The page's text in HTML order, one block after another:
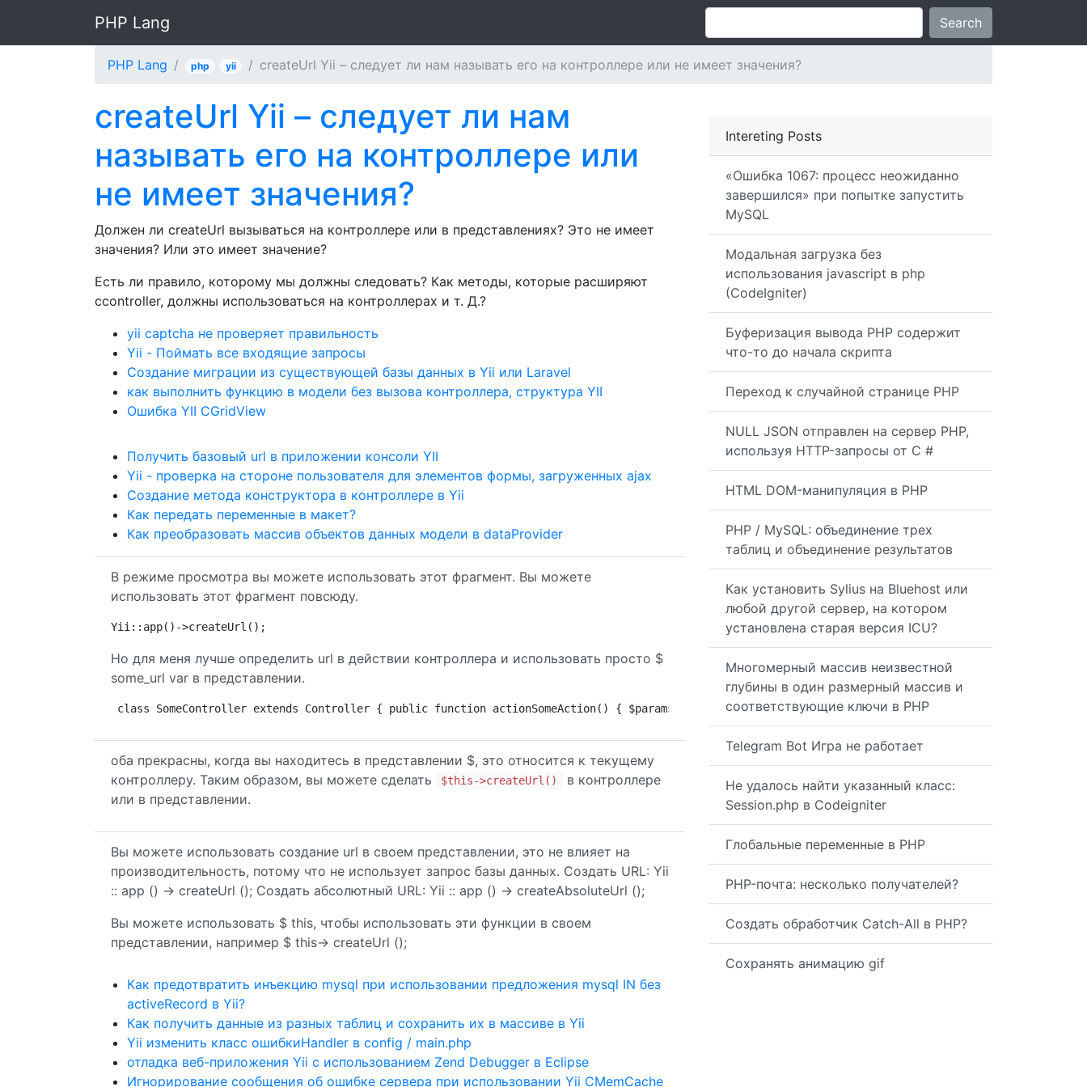
PHP Lang Search
PHP Lang php yii createUrl Yii – следует ли нам называть его на контроллере или не имеет значения?
Intereting Posts
«Ошибка 1067: процесс неожиданно
завершился» при попытке запустить
MySQL
Модальная загрузка без
использования javascript в php
(CodeIgniter)
Буферизация вывода PHP содержит
что-то до начала скрипта
Переход к случайной странице PHP
NULL JSON отправлен на сервер PHP,
используя HTTP-запросы от C #
HTML DOM-манипуляция в PHP
PHP / MySQL: объединение трех
таблиц и объединение результатов
Как установить Sylius на Bluehost или
любой другой сервер, на котором
установлена ​​старая версия ICU?
Многомерный массив неизвестной
глубины в один размерный массив и
соответствующие ключи в PHP
Telegram Bot Игра не работает
Не удалось найти указанный класс:
Session.php в Codeigniter
Глобальные переменные в PHP
PHP-почта: несколько получателей?
Создать обработчик Catch-All в PHP?
Сохранять анимацию gif
createUrl Yii – следует ли нам
называть его на контроллере или
не имеет значения?
Должен ли createUrl вызываться на контроллере или в представлениях? Это не имеет
значения? Или это имеет значение?
Есть ли правило, которому мы должны следовать? Как методы, которые расширяют
ccontroller, должны использоваться на контроллерах и т. Д.?
yii captcha не проверяет правильность
Yii - Поймать все входящие запросы
Создание миграции из существующей базы данных в Yii или Laravel
как выполнить функцию в модели без вызова контроллера, структура YII
Ошибка YII CGridView
Получить базовый url в приложении консоли YII
Yii - проверка на стороне пользователя для элементов формы, загруженных ajax
Создание метода конструктора в контроллере в Yii
Как передать переменные в макет?
Как преобразовать массив объектов данных модели в dataProvider
В режиме просмотра вы можете использовать этот фрагмент. Вы можете
использовать этот фрагмент повсюду.
Yii::app()->createUrl();
Но для меня лучше определить url в действии контроллера и использовать просто $
some_url var в представлении.
class SomeController extends Controller { public function actionSomeAction() { $params = array( 'key1' => 'value1', 'key2' => 'value2', );
оба прекрасны, когда вы находитесь в представлении $, это относится к текущему
контроллеру. Таким образом, вы можете сделать
$this->createUrl()
в контроллере
или в представлении.
Вы можете использовать создание url в своем представлении, это не влияет на
производительность, потому что не использует запрос базы данных. Создать URL: Yii
:: app () -> createUrl (); Создать абсолютный URL: Yii :: app () -> createAbsoluteUrl ();
Вы можете использовать $ this, чтобы использовать эти функции в своем
представлении, например $ this-> createUrl ();
Как предотвратить инъекцию mysql при использовании предложения mysql IN без
activeRecord в Yii?
Как получить данные из разных таблиц и сохранить их в массиве в Yii
Yii изменить класс ошибкиHandler в config / main.php
отладка веб-приложения Yii с использованием Zend Debugger в Eclipse
Игнорирование сообщения об ошибке сервера при использовании Yii CMemCache